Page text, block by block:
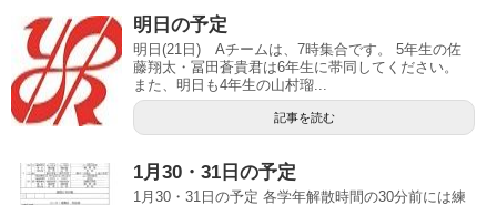
明日の予定
明日(21日) Aチームは、7時集合です。 5年生の佐
藤翔太・冨田蒼貴君は6年生に帯同してください。
また、明日も4年生の山村瑠...
記事を読む
1月30・31日の予定
1月30・31日の予定 各学年解散時間の30分前には練